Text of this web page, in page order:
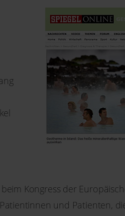
Kongress der
und Patienten,